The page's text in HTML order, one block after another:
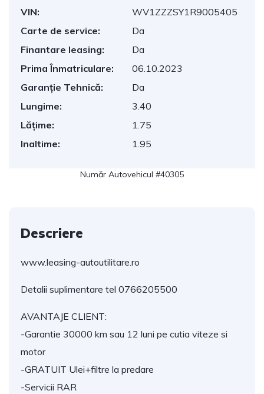
VIN:
WV1ZZZSY1R9005405
Carte de service:
Da
Finantare leasing:
Da
Prima Înmatriculare:
06.10.2023
Garanție Tehnică:
Da
Lungime:
3.40
Lățime:
1.75
Inaltime:
1.95
Număr Autovehicul #40305
Descriere
www.leasing-autoutilitare.ro
Detalii suplimentare tel 0766205500
AVANTAJE CLIENT:
-Garantie 30000 km sau 12 luni pe cutia viteze si
motor
-GRATUIT Ulei+filtre la predare
-Servicii RAR